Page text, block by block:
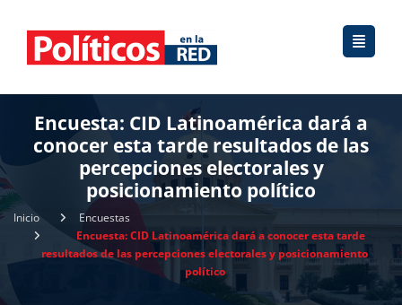
Encuesta: CID Latinoamérica dará a
conocer esta tarde resultados de las
percepciones electorales y
posicionamiento político
Inicio
Encuestas
Encuesta: CID Latinoamérica dará a conocer esta tarde
resultados de las percepciones electorales y posicionamiento
político